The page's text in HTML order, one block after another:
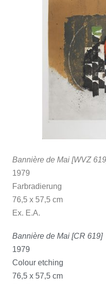
Bannière de Mai [WVZ
1979
Farbradierung
76,5 x 57,5 cm
Ex. E.A.
Bannière de Mai [CR 619]
1979
Colour etching
76,5 x 57,5 cm